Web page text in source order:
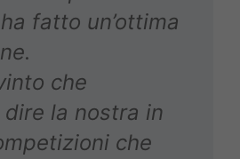
fatto un’ottima
che
la nostra in
che